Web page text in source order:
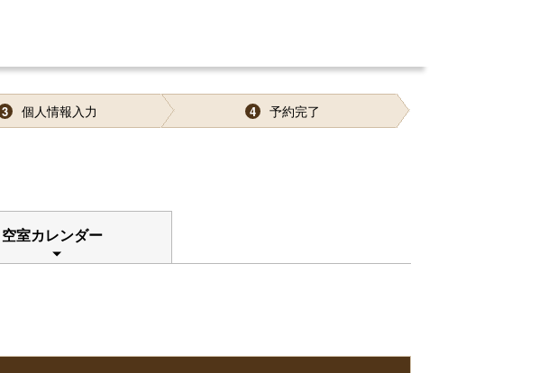
3 個人情報入力 4 予約完了
空室カレンダー